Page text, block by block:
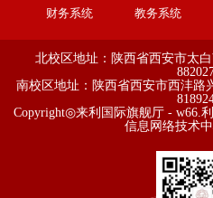
财务系统 教务系统
北校区地址：陕西省西安市太
南校区地址：陕西省西安市西沣路
Copyright◎来利国际旗舰厅 - w66.
信息网络技术